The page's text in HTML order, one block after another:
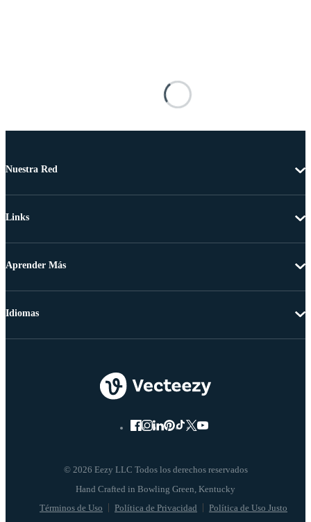
Nuestra Red
Links
Aprender Más
© 2026 Eezy LLC Todos los derechos reservados
Términos de Uso Política de Privacidad Política de Uso Justo
Idiomas